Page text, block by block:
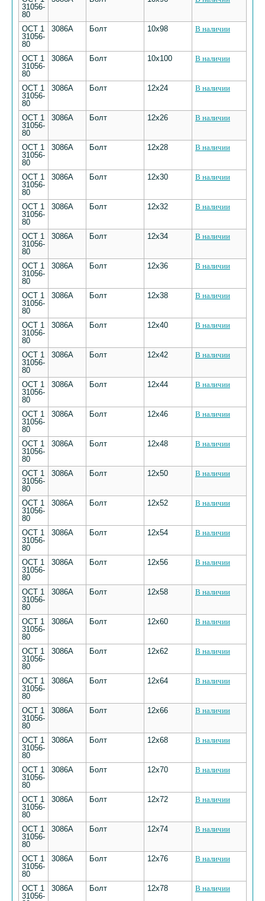
31056-
80
ОСТ 1
31056-
80
3086А Болт 10х98 В наличии
ОСТ 1
31056-
80
3086А Болт 10х100 В наличии
ОСТ 1
31056-
80
3086А Болт 12х24 В наличии
ОСТ 1
31056-
80
3086А Болт 12х26 В наличии
ОСТ 1
31056-
80
3086А Болт 12х28 В наличии
ОСТ 1
31056-
80
3086А Болт 12х30 В наличии
ОСТ 1
31056-
80
3086А Болт 12х32 В наличии
ОСТ 1
31056-
80
3086А Болт 12х34 В наличии
ОСТ 1
31056-
80
3086А Болт 12х36 В наличии
ОСТ 1
31056-
80
3086А Болт 12х38 В наличии
ОСТ 1
31056-
80
3086А Болт 12х40 В наличии
ОСТ 1
31056-
80
3086А Болт 12х42 В наличии
ОСТ 1
31056-
80
3086А Болт 12х44 В наличии
ОСТ 1
31056-
80
3086А Болт 12х46 В наличии
ОСТ 1
31056-
80
3086А Болт 12х48 В наличии
ОСТ 1
31056-
80
3086А Болт 12х50 В наличии
ОСТ 1
31056-
80
3086А Болт 12х52 В наличии
ОСТ 1
31056-
80
3086А Болт 12х54 В наличии
ОСТ 1
31056-
80
3086А Болт 12х56 В наличии
ОСТ 1
31056-
80
3086А Болт 12х58 В наличии
ОСТ 1
31056-
80
3086А Болт 12х60 В наличии
ОСТ 1
31056-
80
3086А Болт 12х62 В наличии
ОСТ 1
31056-
80
3086А Болт 12х64 В наличии
ОСТ 1
31056-
80
3086А Болт 12х66 В наличии
ОСТ 1
31056-
80
3086А Болт 12х68 В наличии
ОСТ 1
31056-
80
3086А Болт 12х70 В наличии
ОСТ 1
31056-
80
3086А Болт 12х72 В наличии
ОСТ 1
31056-
80
3086А Болт 12х74 В наличии
ОСТ 1
31056-
80
3086А Болт 12х76 В наличии
ОСТ 1
31056-
3086А Болт 12х78 В наличии